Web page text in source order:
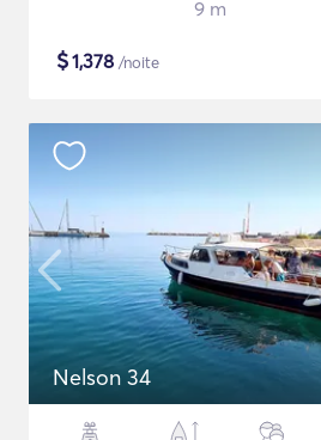
9 m
$1,378 /noite
Nelson 34